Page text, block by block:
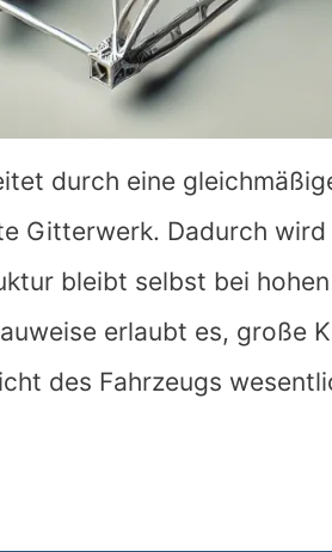
durch eine
Gitterwerk. Dadurch wird
bleibt selbst bei
erlaubt es, große
des Fahrzeugs